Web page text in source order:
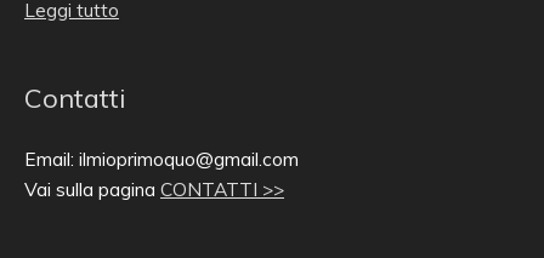
Leggi tutto
Contatti
Email: ilmioprimoquo@gmail.com
Vai sulla pagina CONTATTI >>